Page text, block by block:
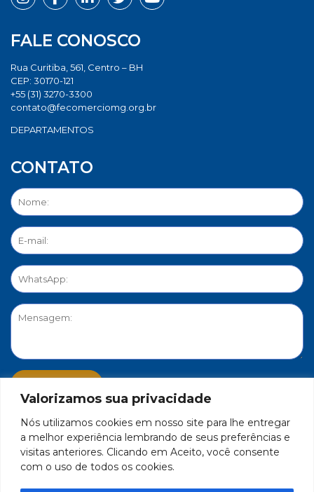
Valorizamos sua privacidade
Nós utilizamos cookies em nosso site para lhe entregar
a melhor experiência lembrando de seus preferências e
visitas anteriores. Clicando em Aceito, você consente
com o uso de todos os cookies.
FALE CONOSCO
Rua Curitiba, 561, Centro – BH
CEP: 30170-121
+55 (31) 3270-3300
contato@fecomerciomg.org.br
DEPARTAMENTOS
CONTATO
PORTAL DE PRIVACIDADE